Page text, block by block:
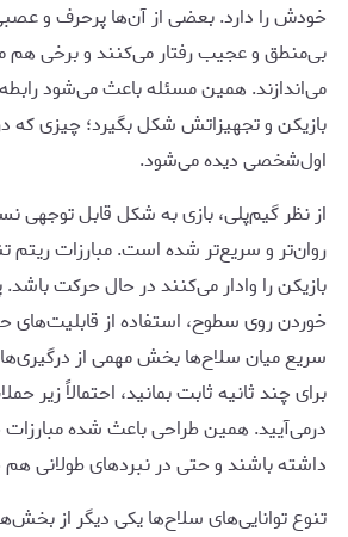
خودش را دارد. بعضی از آن‌ها پرحرف و
بی‌منطق و عجیب رفتار می‌کنند و برخی هم
می‌اندازند. همین مسئله باعث می‌شود
بازیکن و تجهیزاتش شکل بگیرد؛ چیزی که
اول‌شخصی دیده می‌شود.
از نظر گیم‌پلی، بازی به شکل قابل
روان‌تر و سریع‌تر شده است. مبارزات ریتم
بازیکن را وادار می‌کنند در حال حرکت
خوردن روی سطوح، استفاده از قابلیت‌های
سریع میان سلاح‌ها بخش مهمی از
برای چند ثانیه ثابت بمانید، احتمالاً زیر
درمی‌آیید. همین طراحی باعث شده
داشته باشند و حتی در نبردهای طولانی
تنوع توانایی‌های سلاح‌ها یکی دیگر از